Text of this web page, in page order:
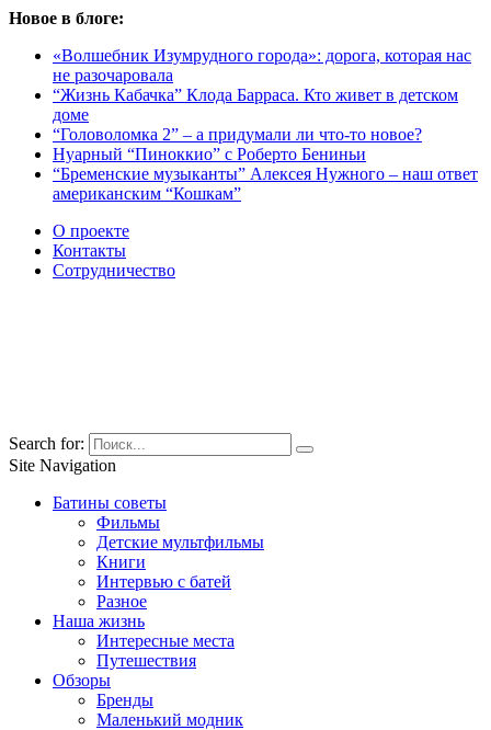
Новое в блоге:
«Волшебник Изумрудного города»: дорога, которая нас
не разочаровала
“Жизнь Кабачка” Клода Барраса. Кто живет в детском
доме
“Головоломка 2” – а придумали ли что-то новое?
Нуарный “Пиноккио” с Роберто Бениньи
“Бременские музыканты” Алексея Нужного – наш ответ
американским “Кошкам”
О проекте
Контакты
Сотрудничество
Search for:
Site Navigation
Батины советы
Фильмы
Детские мультфильмы
Книги
Интервью с батей
Разное
Наша жизнь
Интересные места
Путешествия
Обзоры
Бренды
Маленький модник